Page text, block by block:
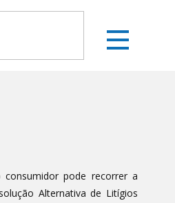
pode recorrer a
Alternativa de Litígios